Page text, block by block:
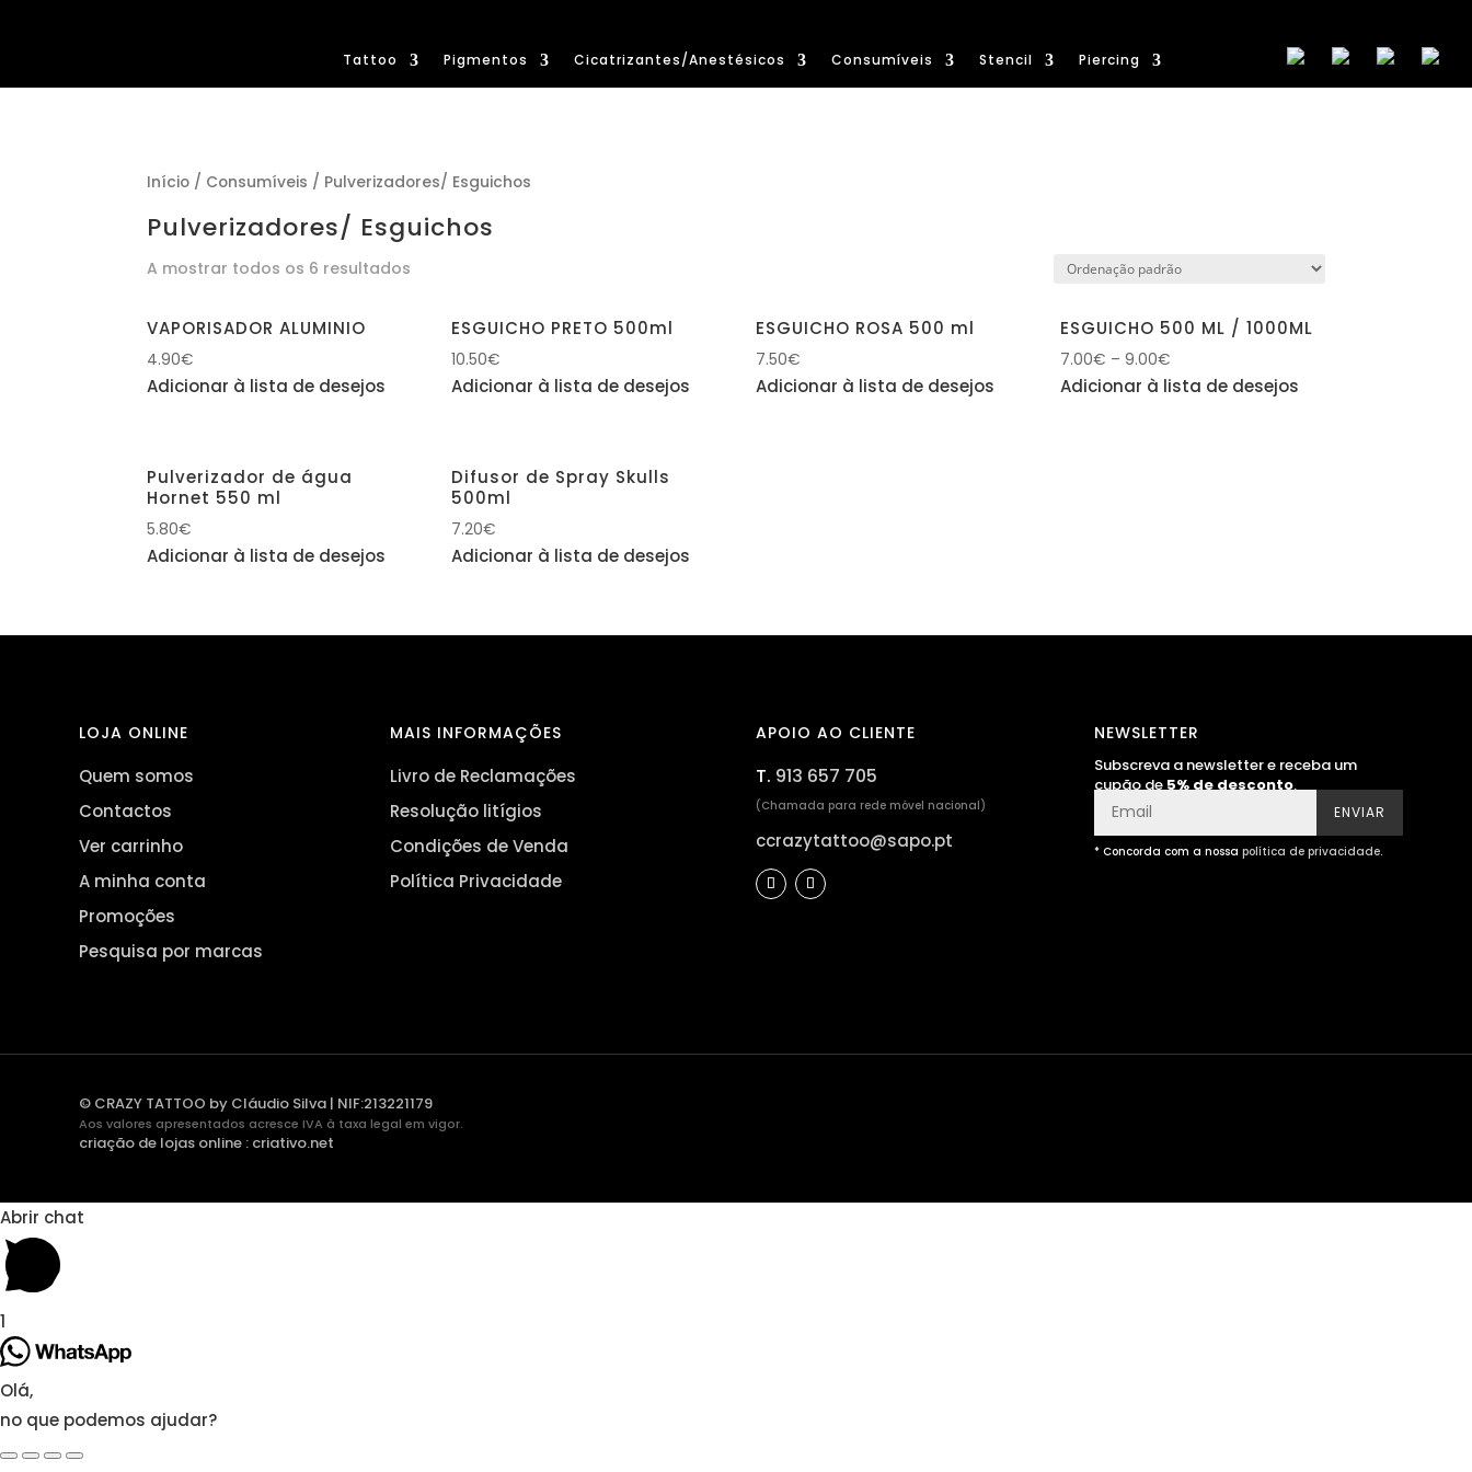
Tattoo Pigmentos Cicatrizantes/Anestésicos Consumíveis Stencil Piercing
Início / Consumíveis / Pulverizadores/ Esguichos
Pulverizadores/ Esguichos
A mostrar todos os 6 resultados
VAPORISADOR ALUMINIO
4.90€
Adicionar à lista de desejos
ESGUICHO PRETO 500ml
10.50€
Adicionar à lista de desejos
ESGUICHO ROSA 500 ml
7.50€
Adicionar à lista de desejos
ESGUICHO 500 ML / 1000ML
7.00€ –9.00€
Adicionar à lista de desejos
Pulverizador de água
Hornet 550 ml
5.80€
Adicionar à lista de desejos
Difusor de Spray Skulls
500ml
7.20€
Adicionar à lista de desejos
LOJA ONLINE
Quem somos
Contactos
Ver carrinho
A minha conta
Promoções
Pesquisa por marcas
MAIS INFORMAÇÕES
Livro de Reclamações
Resolução litígios
Condições de Venda
Política Privacidade
APOIO AO CLIENTE
T. 913 657 705
(Chamada para rede móvel nacional)
ccrazytattoo@sapo.pt
NEWSLETTER
Subscreva a newsletter e receba um
cupão de 5% de desconto.
ENVIAR
* Concorda com a nossa política de privacidade.
© CRAZY TATTOO by Cláudio Silva | NIF:213221179
Aos valores apresentados acresce IVA à taxa legal em vigor.
criação de lojas online : criativo.net
Abrir chat
1
Olá,
no que podemos ajudar?